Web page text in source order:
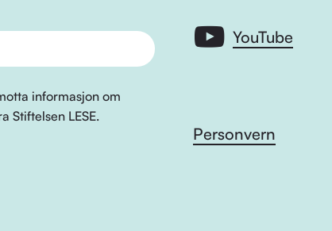
informasjon om
Stiftelsen LESE.
YouTube
Personvern